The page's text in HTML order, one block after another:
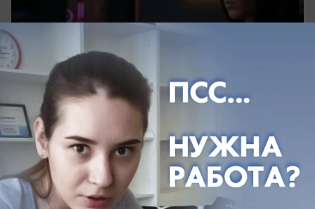
05.08.2026
Политика
Имитируя успех: депутат Сухинин снова